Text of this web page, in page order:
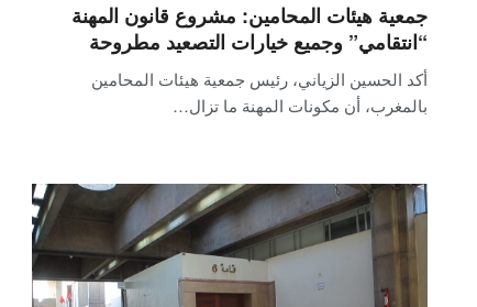
جمعية هيئات المحامين: مشروع قانون المهنة
“انتقامي” وجميع خيارات التصعيد مطروحة
أكد الحسين الزياني، رئيس جمعية هيئات المحامين
بالمغرب، أن مكونات المهنة ما تزال…